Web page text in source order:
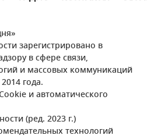
зарегистрировано в
в сфере связи,
и массовых коммуникаций
года.
и автоматического
(ред. 2023 г.)
технологий